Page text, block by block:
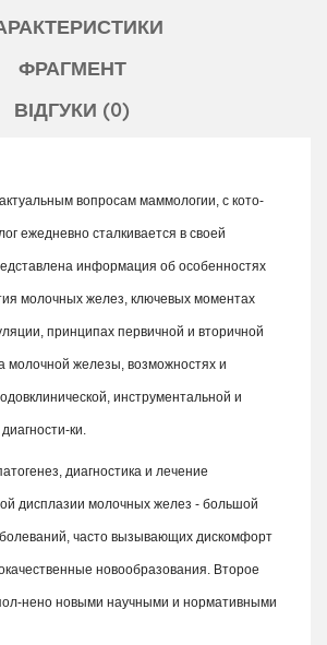
ФРАГМЕНТ
ВІДГУКИ (0)
вопросам маммологии, с кото-
ежедневно сталкивается в своей
информация об особенностях
молочных желез, ключевых моментах
принципах первичной и вторичной
молочной железы, возможностях и
инструментальной и
ки.
диагностика и лечение
дисплазии молочных желез - большой
часто вызывающих дискомфорт
новообразования. Второе
нено новыми научными и нормативными